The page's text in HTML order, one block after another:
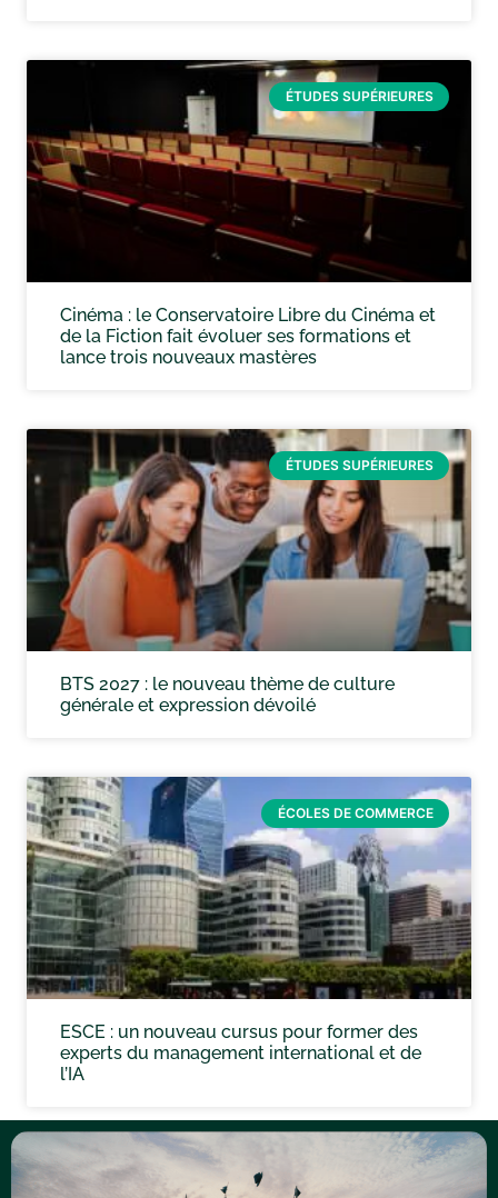
ÉTUDES SUPÉRIEURES
Cinéma : le Conservatoire Libre du Cinéma et
de la Fiction fait évoluer ses formations et
lance trois nouveaux mastères
ÉTUDES SUPÉRIEURES
BTS 2027 : le nouveau thème de culture
générale et expression dévoilé
ÉCOLES DE COMMERCE
ESCE : un nouveau cursus pour former des
experts du management international et de
l’IA